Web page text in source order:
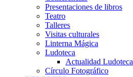
Presentaciones de libros
Teatro
Talleres
Visitas culturales
Linterna Mágica
Ludoteca
Actualidad Ludoteca
Círculo Fotográfico